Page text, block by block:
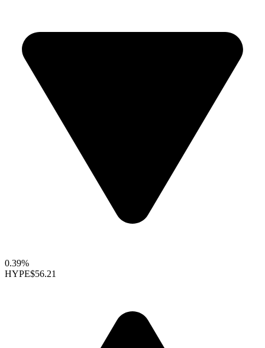
0.39%
HYPE$56.21